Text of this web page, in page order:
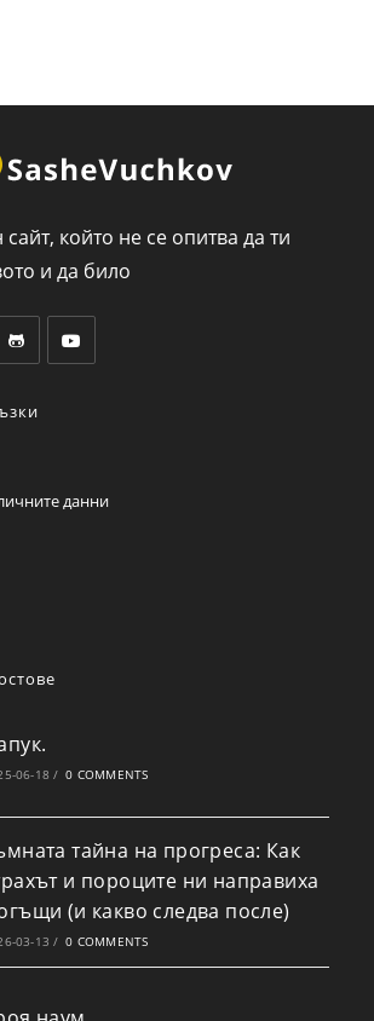
който не се опитва да ти
и да било
данни
06-18 / 0 COMMENTS
тайна на прогреса: Как
и пороците ни направиха
(и какво следва после)
03-13 / 0 COMMENTS